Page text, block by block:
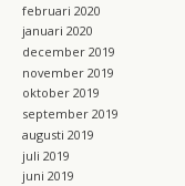
februari 2020
januari 2020
december 2019
november 2019
oktober 2019
september 2019
augusti 2019
juli 2019
juni 2019